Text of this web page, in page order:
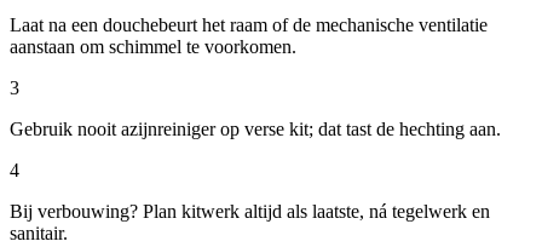
Laat na een douchebeurt het raam of de mechanische ventilatie
aanstaan om schimmel te voorkomen.
3
Gebruik nooit azijnreiniger op verse kit; dat tast de hechting aan.
4
Bij verbouwing? Plan kitwerk altijd als laatste, ná tegelwerk en
sanitair.